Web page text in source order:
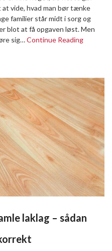
vide, hvad man bør tænke
familier står midt i sorg og
blot at få opgaven løst. Men
sig…Continue Reading
laklag – sådan